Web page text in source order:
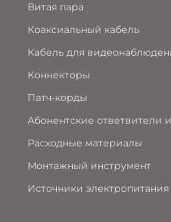
Витая пара
Коаксиальный кабель
Кабель для
Коннекторы
Патч-корды
Абонентские ответвители
Расходные материалы
Монтажный инструмент
Источники электропитания